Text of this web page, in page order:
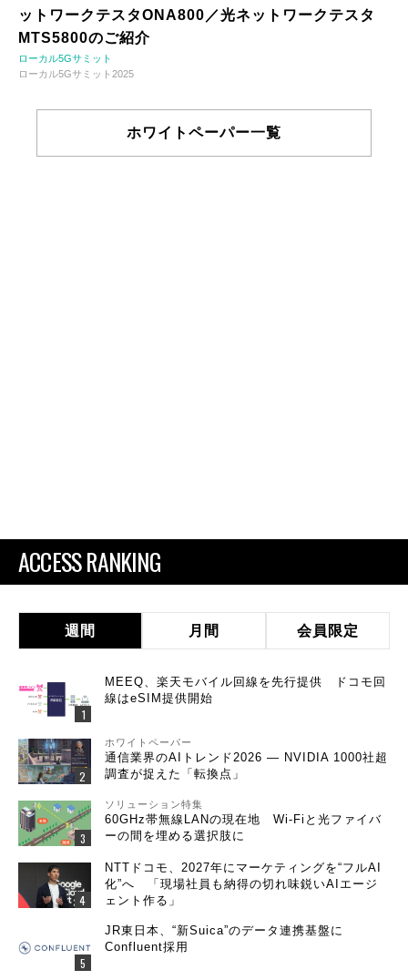
ットワークテスタONA800／光ネットワークテスタ
MTS5800のご紹介
ローカル5Gサミット
ローカル5Gサミット2025
ホワイトペーパー一覧
ACCESS RANKING
週間 月間 会員限定
MEEQ、楽天モバイル回線を先行提供 ドコモ回
線はeSIM提供開始
ホワイトペーパー
通信業界のAIトレンド2026 ― NVIDIA 1000社超
調査が捉えた「転換点」
ソリューション特集
60GHz帯無線LANの現在地 Wi-Fiと光ファイバ
ーの間を埋める選択肢に
NTTドコモ、2027年にマーケティングを“フルAI
化”へ 「現場社員も納得の切れ味鋭いAIエージ
ェント作る」
JR東日本、“新Suica”のデータ連携基盤に
Confluent採用